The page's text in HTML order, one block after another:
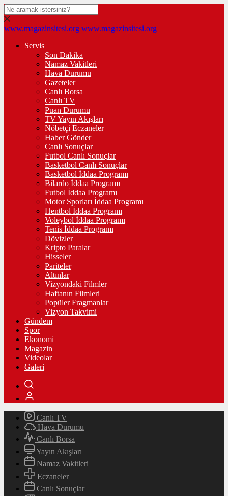
www.magazinsitesi.org www.magazinsitesi.org
Servis
Son Dakika
Namaz Vakitleri
Hava Durumu
Gazeteler
Canlı Borsa
Canlı TV
Puan Durumu
TV Yayın Akışları
Nöbetçi Eczaneler
Haber Gönder
Canlı Sonuçlar
Futbol Canlı Sonuçlar
Basketbol Canlı Sonuçlar
Basketbol İddaa Programı
Bilardo İddaa Programı
Futbol İddaa Programı
Motor Sporları İddaa Programı
Hentbol İddaa Programı
Voleybol İddaa Programı
Tenis İddaa Programı
Dövizler
Kripto Paralar
Hisseler
Pariteler
Altınlar
Vizyondaki Filmler
Haftanın Filmleri
Popüler Fragmanlar
Vizyon Takvimi
Gündem
Spor
Ekonomi
Magazin
Videolar
Galeri
Canlı TV
Hava Durumu
Canlı Borsa
Yayın Akışları
Namaz Vakitleri
Eczaneler
Canlı Sonuçlar